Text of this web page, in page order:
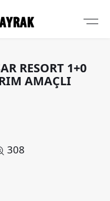
RESORT 1+0
AMAÇLI
308